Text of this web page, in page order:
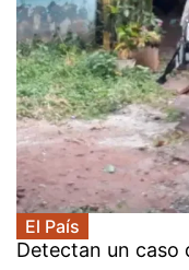
El País
Detectan un caso